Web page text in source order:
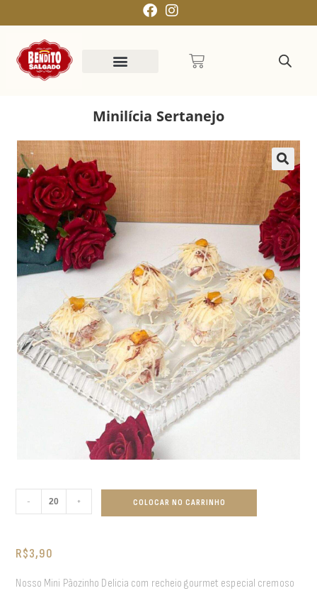
Minilícia Sertanejo
- + COLOCAR NO CARRINHO
R$3,90
Nosso Mini Pãozinho Delicia com recheio gourmet especial cremoso